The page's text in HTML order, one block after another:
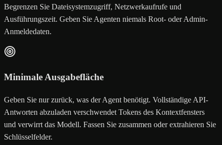
Begrenzen Sie Dateisystemzugriff, Netzwerkaufrufe und
Ausführungszeit. Geben Sie Agenten niemals Root- oder Admin-
Anmeldedaten.
Minimale Ausgabefläche
Geben Sie nur zurück, was der Agent benötigt. Vollständige API-
Antworten abzuladen verschwendet Tokens des Kontextfensters
und verwirrt das Modell. Fassen Sie zusammen oder extrahieren Sie
Schlüsselfelder.